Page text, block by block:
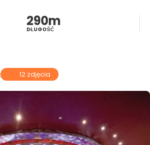
290m
DŁUGOŚĆ
12 zdjęcia